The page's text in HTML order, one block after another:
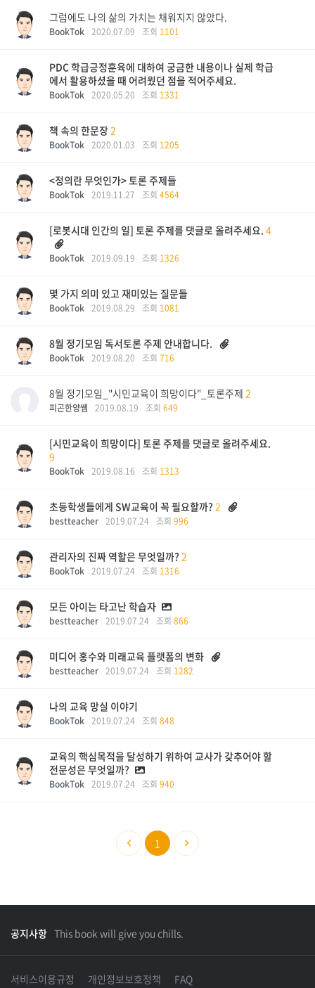
그럼에도 나의 삶의 가치는 채워지지 않았다.
BookTok 2020.07.09 조회 1101
PDC 학급긍정훈육에 대하여 궁금한 내용이나 실제 학급
에서 활용하셨을 때 어려웠던 점을 적어주세요.
BookTok 2020.05.20 조회 1331
책 속의 한문장2
BookTok 2020.01.03 조회 1205
<정의란 무엇인가> 토론 주제들
BookTok 2019.11.27 조회 4564
[로봇시대 인간의 일] 토론 주제를 댓글로 올려주세요. 4
BookTok 2019.09.19 조회 1326
몇 가지 의미 있고 재미있는 질문들
BookTok 2019.08.29 조회 1081
8월 정기모임 독서토론 주제 안내합니다.
BookTok 2019.08.20 조회 716
8월 정기모임_"시민교육이 희망이다"_토론주제 2
피곤한양쌤 2019.08.19 조회 649
[시민교육이 희망이다] 토론 주제를 댓글로 올려주세요.
9
BookTok 2019.08.16 조회 1313
초등학생들에게 SW교육이 꼭 필요할까? 2
bestteacher 2019.07.24 조회 996
관리자의 진짜 역할은 무엇일까? 2
BookTok 2019.07.24 조회 1316
모든 아이는 타고난 학습자
bestteacher 2019.07.24 조회 866
미디어 홍수와 미래교육 플랫폼의 변화
bestteacher 2019.07.24 조회 1282
나의 교육 망실 이야기
BookTok 2019.07.24 조회 848
교육의 핵심목적을 달성하기 위하여 교사가 갖추어야 할
전문성은 무엇일까?
BookTok 2019.07.24 조회 940
1
공지사항 This book will give you chills.
서비스이용규정 개인정보보호정책 FAQ